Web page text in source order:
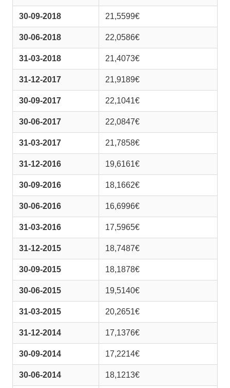
30-09-2018 21,5599€
30-06-2018 22,0586€
31-03-2018 21,4073€
31-12-2017 21,9189€
30-09-2017 22,1041€
30-06-2017 22,0847€
31-03-2017 21,7858€
31-12-2016 19,6161€
30-09-2016 18,1662€
30-06-2016 16,6996€
31-03-2016 17,5965€
31-12-2015 18,7487€
30-09-2015 18,1878€
30-06-2015 19,5140€
31-03-2015 20,2651€
31-12-2014 17,1376€
30-09-2014 17,2214€
30-06-2014 18,1213€